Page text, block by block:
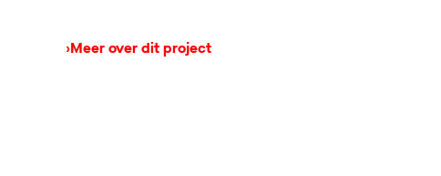
›Meer over dit project